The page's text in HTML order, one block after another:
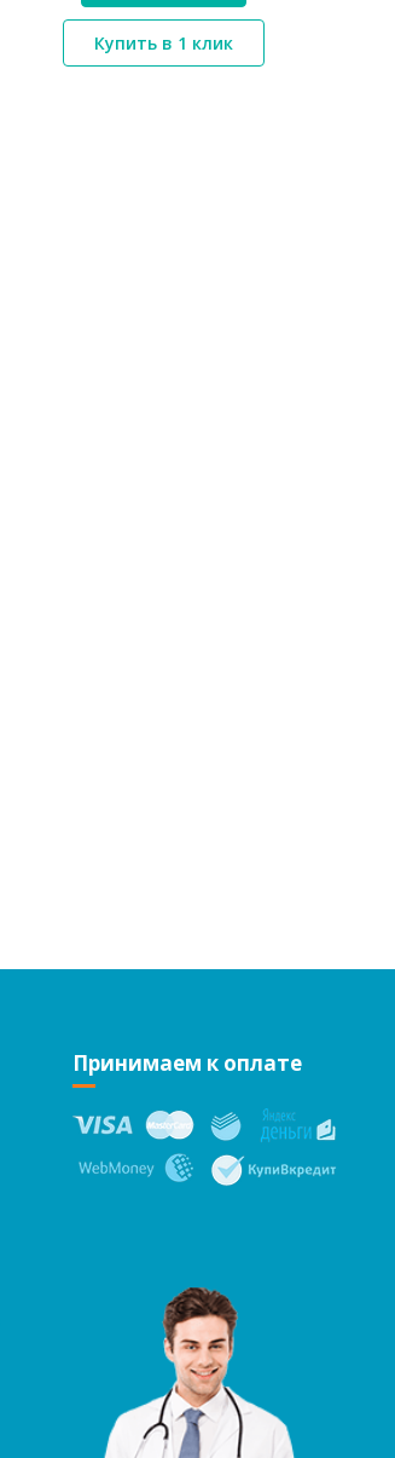
*}
Купить в 1 клик
Принимаем к оплате